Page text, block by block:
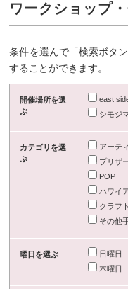
ワークショップ
条件を選んで「検索ボタ
することができます。
開催場所を選
ぶ
east
シモジ
カテゴリを選
ぶ
アーテ
プリザ
POP
ハワイ
クラフト
その他
曜日を選ぶ 日曜日
木曜日